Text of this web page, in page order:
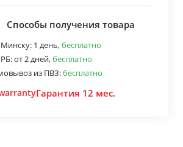
Способы получения товара
1 день,бесплатно
от 2 дней,бесплатно
из ПВЗ:бесплатно
Гарантия 12 мес.